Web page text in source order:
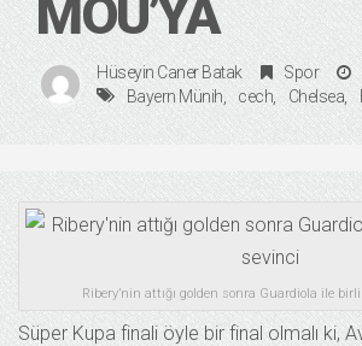
MOU’YA
Hüseyin Caner Batak Spor
Bayern Münih
cech Chelsea
Ribery’nin attığı golden sonra Guardiola ile
Süper Kupa finali öyle bir final olmalı ki,